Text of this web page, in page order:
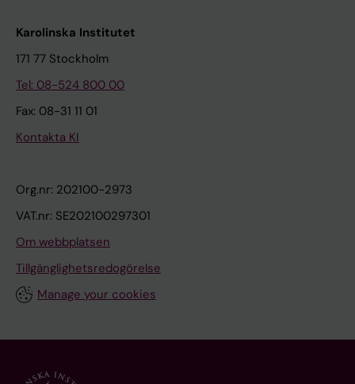
Karolinska Institutet
171 77 Stockholm
Tel: 08-524 800 00
Fax: 08-31 11 01
Kontakta KI
Org.nr: 202100-2973
VAT.nr: SE202100297301
Om webbplatsen
Tillgänglighetsredogörelse
Manage your cookies